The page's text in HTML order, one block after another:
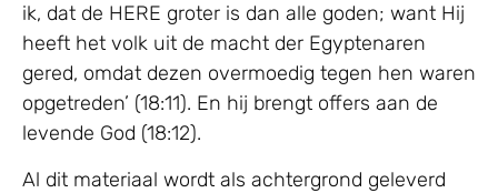
ik, dat de HERE groter is dan alle goden; want Hij
heeft het volk uit de macht der Egyptenaren
gered, omdat dezen overmoedig tegen hen waren
opgetreden’ (18:11). En hij brengt offers aan de
levende God (18:12).
Al dit materiaal wordt als achtergrond geleverd